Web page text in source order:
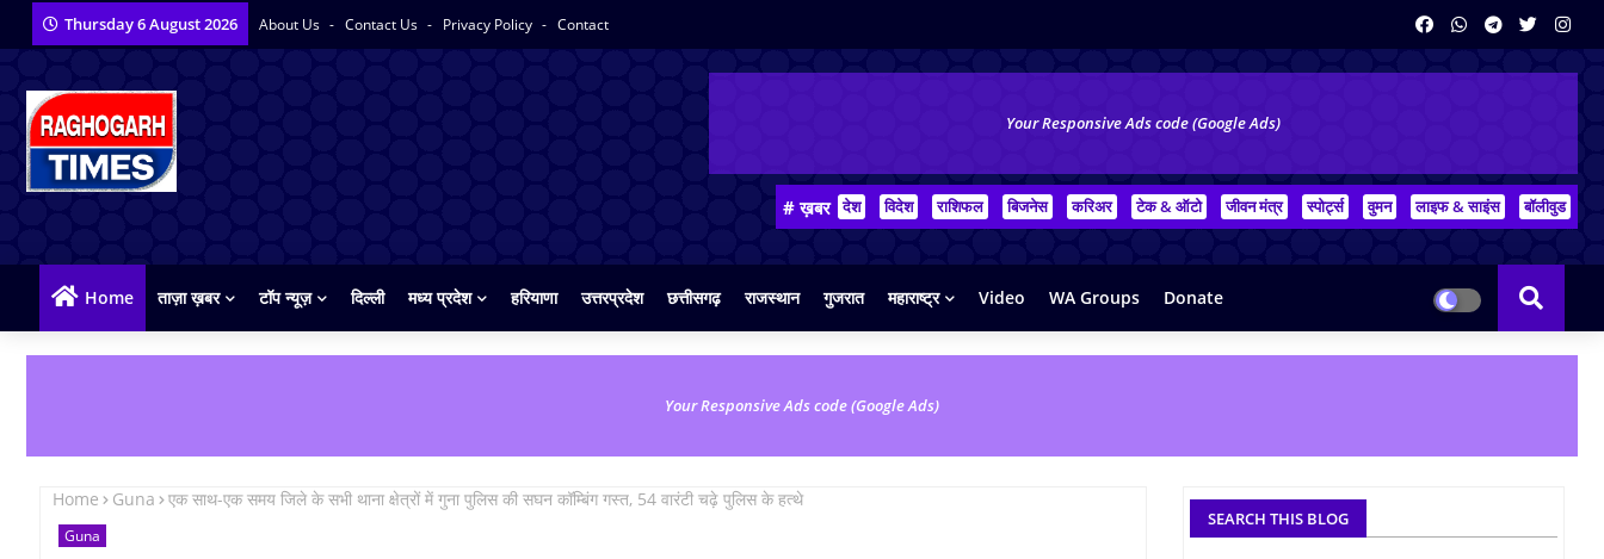
Thursday 6 August 2026 About Us Contact Us Privacy Policy Contact
Your Responsive Ads code (Google Ads)
# ख़बर देश विदेश राशिफल बिजनेस करिअर टेक & ऑटो जीवन मंत्र स्पोर्ट्स वुमन लाइफ & साइंस बॉलीवुड
Home ताज़ा ख़बर टॉप न्यूज़ दिल्ली मध्य प्रदेश हरियाणा उत्तरप्रदेश छत्तीसगढ़ राजस्थान गुजरात महाराष्ट्र Video WA Groups Donate
Your Responsive Ads code (Google Ads)
Home Guna एक साथ-एक समय जिले के सभी थाना क्षेत्रों में गुना पुलिस की सघन कॉम्बिंग गस्‍त, 54 वारंटी चढ़े पुलिस के हत्थे
Guna
SEARCH THIS BLOG